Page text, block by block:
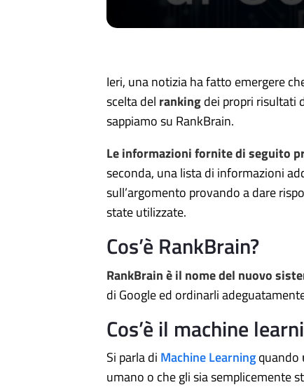
Ieri, una notizia ha fatto emergere
scelta del rankingdei propri risultati
sappiamo su RankBrain.
Le informazioni fornite di seguito
seconda, una lista di informazioni
sull’argomento provando a dare
state utilizzate.
Cos’è RankBrain?
RankBrain è il nome del nuovo
di Google ed ordinarli
Cos’è il machine
Si parla di Machine Learningquando
umano o che gli sia semplicemente